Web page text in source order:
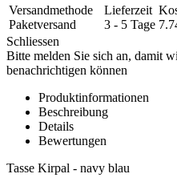
Versandmethode
Paketversand
Lieferzeit
3 - 5 Tage
Schliessen
Bitte melden Sie sich an, damit
benachrichtigen können
Produktinformationen
Beschreibung
Details
Bewertungen
Tasse Kirpal - navy blau